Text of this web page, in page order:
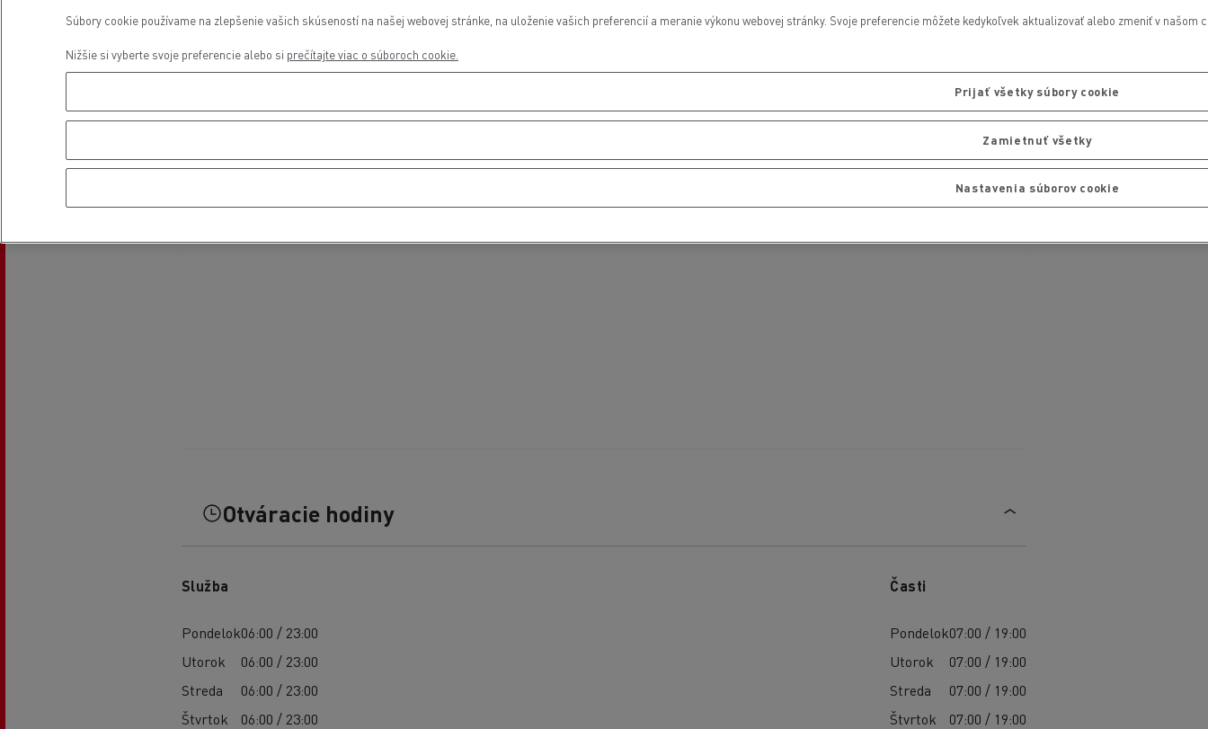
Otváracie hodiny
Služba
Pondelok06:00 / 23:00
Utorok
06:00 / 23:00
Streda
06:00 / 23:00
Štvrtok
06:00 / 23:00
Časti
Pondelok07:00 / 19:00
Utorok
07:00 / 19:00
Streda
07:00 / 19:00
Štvrtok
07:00 / 19:00
Súbory cookie používame na zlepšenie vašich skúseností na našej webovej stránke, na uloženie vašich preferencií a meranie výkonu webovej stránky. Svoje preferencie môžete kedykoľvek aktualizovať alebo zmeniť v
Nižšie si vyberte svoje preferencie alebo si prečítajte viac o súboroch cookie.
Prijať všetky súbory cookie
Zamietnuť všetky
Nastavenia súborov cookie